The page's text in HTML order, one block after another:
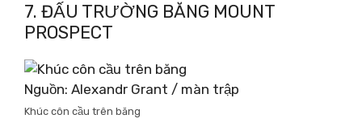
7. ĐẤU TRƯỜNG BĂNG MOUNT
PROSPECT
Nguồn: Alexandr Grant / màn trập
Khúc côn cầu trên băng